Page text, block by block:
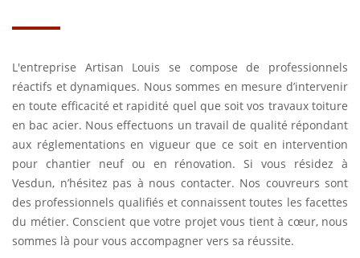
L'entreprise Artisan Louis se compose de professionnels
réactifs et dynamiques. Nous sommes en mesure d’intervenir
en toute efficacité et rapidité quel que soit vos travaux toiture
en bac acier. Nous effectuons un travail de qualité répondant
aux réglementations en vigueur que ce soit en intervention
pour chantier neuf ou en rénovation. Si vous résidez à
Vesdun, n’hésitez pas à nous contacter. Nos couvreurs sont
des professionnels qualifiés et connaissent toutes les facettes
du métier. Conscient que votre projet vous tient à cœur, nous
sommes là pour vous accompagner vers sa réussite.